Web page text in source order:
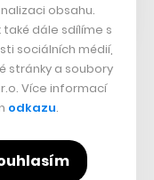
mnoha již
příjem pro
vědecky
základní příjem
obsahu.
dále sdílíme s
sociálních médií,
stránky a soubory
Více informací
odkazu.